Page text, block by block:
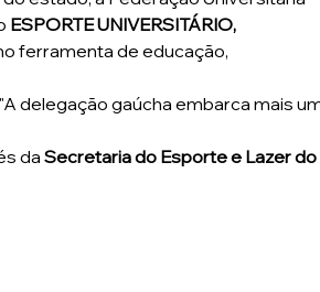
ESPORTE UNIVERSITÁRIO,
ferramenta de educação,
da
Secretaria do Esporte e Lazer do